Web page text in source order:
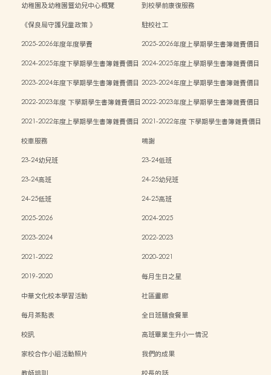
幼稚園及幼稚園暨幼兒中心概覽
到校學前康復服務
《保良局守護兒童政策 》
駐校社工
2025-2026年度年度學費
2025-2026年度上學期學生書簿雜費價目
2024-2025年度下學期學生書簿雜費價目 2024-2025年度上學期學生書簿雜費價目
2023-2024年度下學期學生書簿雜費價目 2023-2024年度上學期學生書簿雜費價目
2022-2023年度 下學期學生書簿雜費價目2022-2023年度上學期學生書簿雜費價目
2021-2022年度上學期學生書簿雜費價目 2021-2022年度 下學期學生書簿雜費價目
校車服務
鳴謝
23-24幼兒班
23-24低班
23-24高班
24-25幼兒班
24-25低班
24-25高班
2025-2026
2024-2025
2023-2024
2022-2023
2021-2022
2020-2021
2019-2020
每月生日之星
中華文化校本學習活動
社區畫廊
每月茶點表
全日班膳食餐單
校訊
高班畢業生升小一情況
家校合作小組活動照片
我們的成果